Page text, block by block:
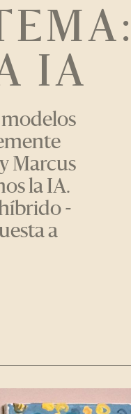
IA
modelos
Marcus
la IA.
-
a